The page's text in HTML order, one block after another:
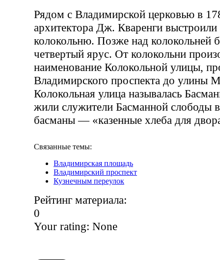
Рядом с Владимирской церковью в
архитектора Дж. Кваренги
колокольню. Позже над колокольней
четвертый ярус. От колокольни
наименование Колокольной улицы,
Владимирского проспекта до улины
Колокольная улица называлась
жили служители Басманной слободы
басманы — «казенные хлеба для
Связанные темы:
Владимирская площадь
Владимирский проспект
Кузнечным переулок
Рейтинг материала:
0
Your rating: None